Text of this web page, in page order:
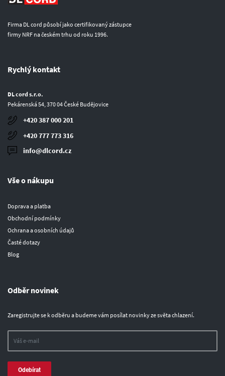
Firma DL cord působí jako certifikovaný zástupce
firmy NRF na českém trhu od roku 1996.
Rychlý kontakt
DL cord s.r.o.
Pekárenská 54, 370 04 České Budějovice
+420 387 000 201
+420 777 773 316
info@dlcord.cz
Vše o nákupu
Doprava a platba
Obchodní podmínky
Ochrana a osobních údajů
Časté dotazy
Blog
Odběr novinek
Zaregistrujte se k odběru a budeme vám posílat novinky ze světa chlazení.
Odebírat